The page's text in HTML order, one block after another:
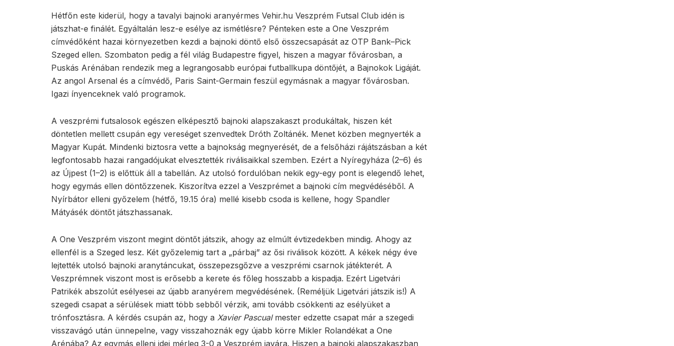
Hétfőn este kiderül, hogy a tavalyi bajnoki aranyérmes Vehir.hu Veszprém Futsal Club idén is
játszhat-e finálét. Egyáltalán lesz-e esélye az ismétlésre? Pénteken este a One Veszprém
címvédőként hazai környezetben kezdi a bajnoki döntő első összecsapását az OTP Bank–Pick
Szeged ellen. Szombaton pedig a fél világ Budapestre figyel, hiszen a magyar fővárosban, a
Puskás Arénában rendezik meg a legrangosabb európai futballkupa döntőjét, a Bajnokok Ligáját.
Az angol Arsenal és a címvédő, Paris Saint-Germain feszül egymásnak a magyar fővárosban.
Igazi ínyenceknek való programok.
A veszprémi futsalosok egészen elképesztő bajnoki alapszakaszt produkáltak, hiszen két
döntetlen mellett csupán egy vereséget szenvedtek Dróth Zoltánék. Menet közben megnyerték a
Magyar Kupát. Mindenki biztosra vette a bajnokság megnyerését, de a felsőházi rájátszásban a két
legfontosabb hazai rangadójukat elvesztették riválisaikkal szemben. Ezért a Nyíregyháza (2–6) és
az Újpest (1–2) is előttük áll a tabellán. Az utolsó fordulóban nekik egy-egy pont is elegendő lehet,
hogy egymás ellen döntőzzenek. Kiszorítva ezzel a Veszprémet a bajnoki cím megvédéséből. A
Nyírbátor elleni győzelem (hétfő, 19.15 óra) mellé kisebb csoda is kellene, hogy Spandler
Mátyásék döntőt játszhassanak.
A One Veszprém viszont megint döntőt játszik, ahogy az elmúlt évtizedekben mindig. Ahogy az
ellenfél is a Szeged lesz. Két győzelemig tart a „párbaj” az ősi riválisok között. A kékek négy éve
lejtették utolsó bajnoki aranytáncukat, összepezsgőzve a veszprémi csarnok játékterét. A
Veszprémnek viszont most is erősebb a kerete és főleg hosszabb a kispadja. Ezért Ligetvári
Patrikék abszolút esélyesei az újabb aranyérem megvédésének. (Reméljük Ligetvári játszik is!) A
szegedi csapat a sérülések miatt több sebből vérzik, ami tovább csökkenti az esélyüket a
trónfosztásra. A kérdés csupán az, hogy a Xavier Pascualmester edzette csapat már a szegedi
visszavágó után ünnepelne, vagy visszahoznák egy újabb körre Mikler Rolandékat a One
Arénába? Az egymás elleni idei mérleg 3-0 a Veszprém javára. Hiszen a bajnoki alapszakaszban